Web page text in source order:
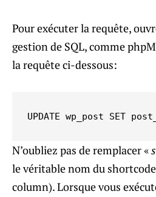
Pour exécuter la requête,
gestion de SQL, comme
la requête ci-dessous:
UPDATE wp_post SET
N’oubliez pas de remplacer «
le véritable nom du
column). Lorsque vous